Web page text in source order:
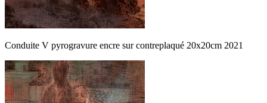
Conduite V pyrogravure encre sur contreplaqué 20x20cm 2021